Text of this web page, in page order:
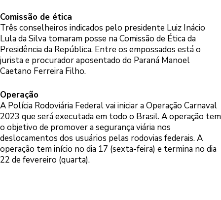
Comissão de ética
Três conselheiros indicados pelo presidente Luiz Inácio
Lula da Silva tomaram posse na Comissão de Ética da
Presidência da República. Entre os empossados está o
jurista e procurador aposentado do Paraná Manoel
Caetano Ferreira Filho.
Operação
A Polícia Rodoviária Federal vai iniciar a Operação Carnaval
2023 que será executada em todo o Brasil. A operação tem
o objetivo de promover a segurança viária nos
deslocamentos dos usuários pelas rodovias federais. A
operação tem início no dia 17 (sexta-feira) e termina no dia
22 de fevereiro (quarta).